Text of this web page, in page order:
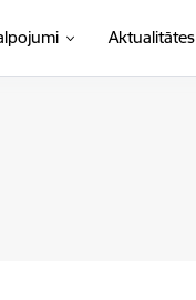
Aktualitātes